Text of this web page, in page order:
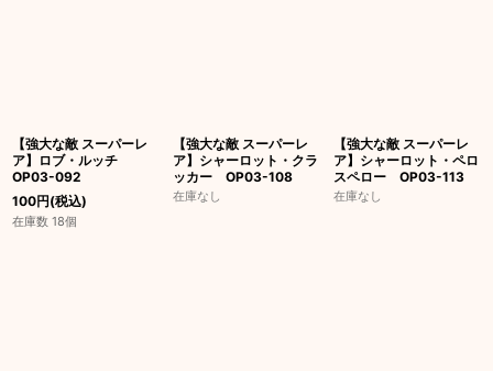
【強大な敵 スーパーレ
ア】ロブ・ルッチ
OP03-092
100円(税込)
在庫数 18個
【強大な敵 スーパーレ
ア】シャーロット・クラ
ッカー OP03-108
在庫なし
【強大な敵 スーパーレ
ア】シャーロット・ペロ
スペロー OP03-113
在庫なし